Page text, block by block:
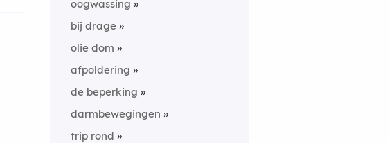
oogwassing
bij drage
olie dom
afpoldering
de beperking
darmbewegingen
trip rond